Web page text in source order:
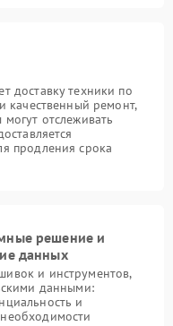
доставку техники по
качественный ремонт,
отслеживать
продления срока
решение и
данных
и инструментов,
данными:
и